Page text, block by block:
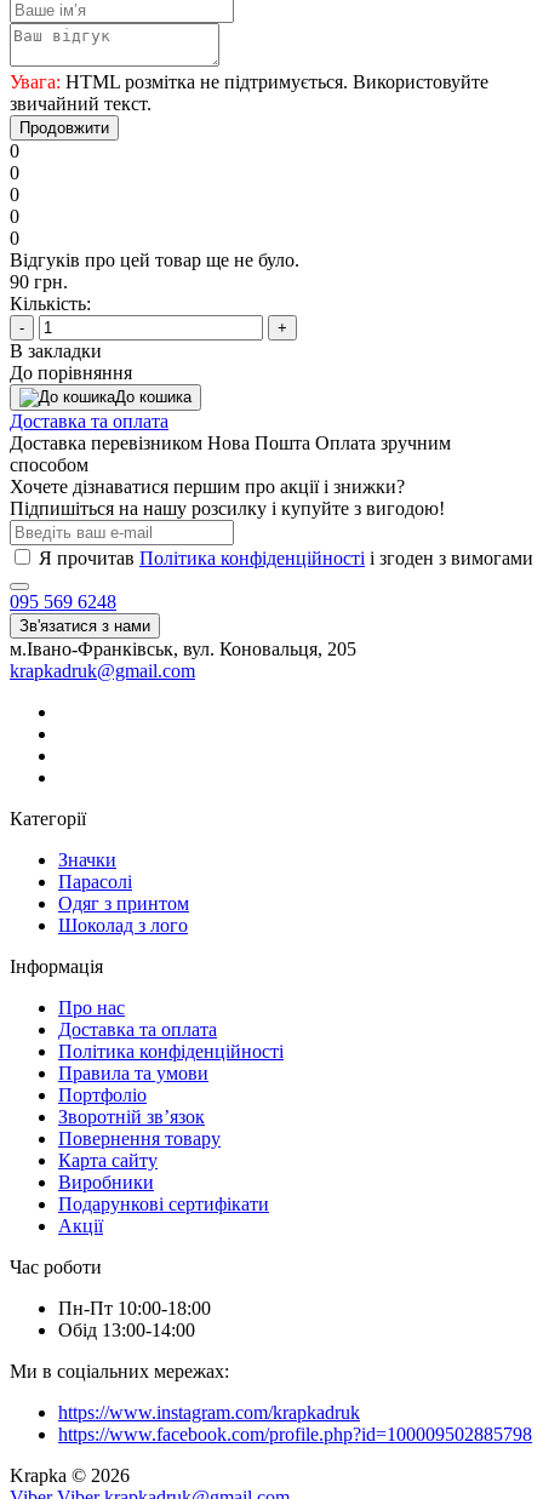
Увага: HTML розмітка не підтримується. Використовуйте
звичайний текст.
Продовжити
0
0
0
0
0
Відгуків про цей товар ще не було.
90 грн.
Кількість:
- +
В закладки
До порівняння
До кошика
Доставка та оплата
Доставка перевізником Нова Пошта Оплата зручним
способом
Хочете дізнаватися першим про акції і знижки?
Підпишіться на нашу розсилку і купуйте з вигодою!
Я прочитав Політика конфіденційності і згоден з вимогами
095 569 6248
Зв'язатися з нами
м.Івано-Франківськ, вул. Коновальця, 205
krapkadruk@gmail.com
Категорії
Значки
Парасолі
Одяг з принтом
Шоколад з лого
Інформація
Про нас
Доставка та оплата
Політика конфіденційності
Правила та умови
Портфоліо
Зворотній зв’язок
Повернення товару
Карта сайту
Виробники
Подарункові сертифікати
Акції
Час роботи
Пн-Пт 10:00-18:00
Обід 13:00-14:00
Ми в соціальних мережах:
https://www.instagram.com/krapkadruk
https://www.facebook.com/profile.php?id=100009502885798
Krapka © 2026